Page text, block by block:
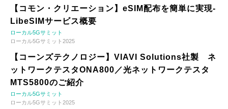
【コモン・クリエーション】eSIM配布を簡単に実現-
LibeSIMサービス概要
ローカル5Gサミット
ローカル5Gサミット2025
【コーンズテクノロジー】VIAVI Solutions社製 ネ
ットワークテスタONA800／光ネットワークテスタ
MTS5800のご紹介
ローカル5Gサミット
ローカル5Gサミット2025